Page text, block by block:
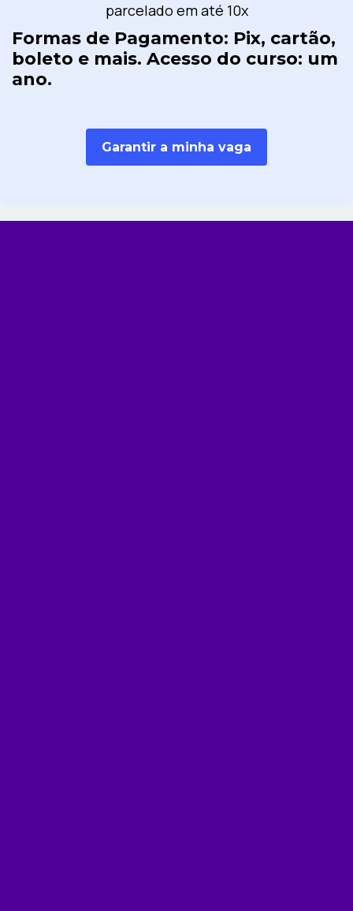
parcelado em até 10x
Formas de Pagamento: Pix, cartão,
boleto e mais. Acesso do curso: um
ano.
Garantir a minha vaga